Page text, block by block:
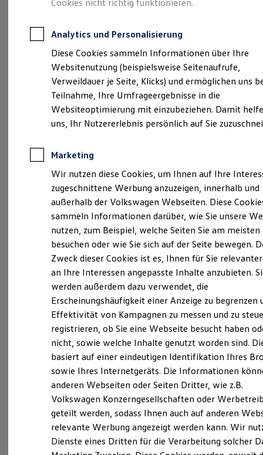
Leasing ohne Anzahlung
Autokredit mit Schlussrate
Versicherungen und Garantien
Kfz-Versicherung
Restschuldversicherungen
Garantien
Wartungsverträge
Geschäftskunden
Professional Class bei Volkswagen
Großkunden
Behörden
Anpfiff zum Gewinn
Elektroautos
ID. Tutorials
Elektrofahrzeugkonzepte
Reichweite
Reichweite der ID. Modelle
Reichweite im Winter
Laden
Laden unterwegs
Laden Zuhause
Ladezeitensimulator
Batterie
Sicherheit
Garantie und Lebensdauer
Nachhaltigkeit
Technologie
Kosten und Kauf
Verbrauchskosten
Kaufoptionen
E-Auto-Förderung
Software und Konnektivität
Die ID. Software 6
ID. Software Versionen und Updates
Digitale Extras
Schnittstellen zu Ihrem ID.
(Impressum & Rechtliches )
Probefahrt vereinbaren
Fahrzeugangebot anfordern
Servicetermin buchen
Servicetermin buchen
Cookies nicht richtig funktionieren.
Analytics und Personalisierung
Diese Cookies sammeln Informationen über Ihre
Websitenutzung (beispielsweise Seitenaufrufe,
Verweildauer je Seite, Klicks) und ermöglichen uns
Teilnahme, Ihre Umfrageergebnisse in die
Websiteoptimierung mit einzubeziehen. Damit
uns, Ihr Nutzererlebnis persönlich auf Sie
Marketing
Wir nutzen diese Cookies, um Ihnen auf Ihre
zugeschnittene Werbung anzuzeigen, innerhalb und
außerhalb der Volkswagen Webseiten. Diese
sammeln Informationen darüber, wie Sie unsere
nutzen, zum Beispiel, welche Seiten Sie am meisten
besuchen oder wie Sie sich auf der Seite bewegen.
Zweck dieser Cookies ist es, Ihnen für Sie
an Ihre Interessen angepasste Inhalte anzubieten.
werden außerdem dazu verwendet, die
Erscheinungshäufigkeit einer Anzeige zu begrenzen
Effektivität von Kampagnen zu messen und zu
registrieren, ob Sie eine Webseite besucht haben
nicht, sowie welche Inhalte genutzt worden sind.
basiert auf einer eindeutigen Identifikation Ihres
sowie Ihres Internetgeräts. Die Informationen
anderen Webseiten oder Seiten Dritter, wie z.B.
Volkswagen Konzerngesellschaften oder
geteilt werden, sodass Ihnen auch auf anderen
relevante Werbung angezeigt werden kann. Wir
Dienste eines Dritten für die Verarbeitung solcher